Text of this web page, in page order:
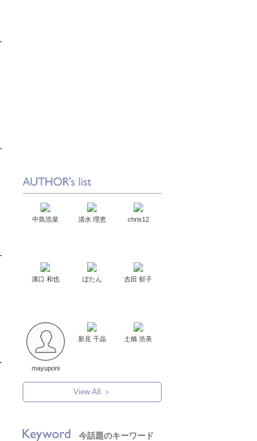
中島浩菜 清水 理恵 chris12
溝口 和也 ぼたん 吉田 郁子
mayuponi
新見 千晶 土橋 浩美
View All ＞
今話題のキーワード